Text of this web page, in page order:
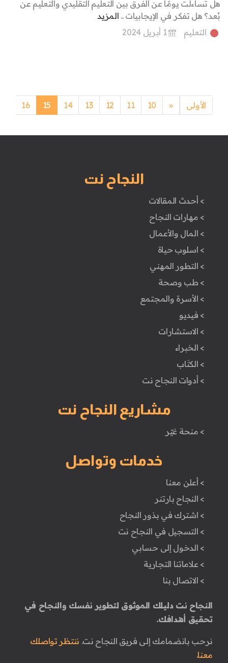
هل تساءلت يومًا عن الفرق بين التعليم التقليدي والتعليم عن
بُعد؟ هل تفكر في الإيجابيات .. المزيد
التعليم
1 أبريل 2024
الأولى «
Previous
10
11
12
13
14
15
16
النجاح نت
> أحدث المقالات
> مهارات النجاح
> المال والأعمال
> اسلوب حياة
> التطور المهني
> طب وصحة
> الأسرة والمجتمع
> فيديو
> الاستشارات
> الخبراء
> الكتَاب
> أدوات النجاح نت
مشاريع النجاح نت
> منحة غيّر
خدمات وتواصل
> أعلن معنا
> النجاح بارتنر
> اشترك في بذور النجاح
> التسجيل في النجاح نت
> الدخول إلى حسابي
> علاماتنا التجارية
> الاتصال بنا
النجاح نت دليلك الموثوق لتطوير نفسك والنجاح في
تحقيق أهدافك.
نرحب بانضمامك إلى فريق النجاح نت. ننتظر تواصلك
معنا.